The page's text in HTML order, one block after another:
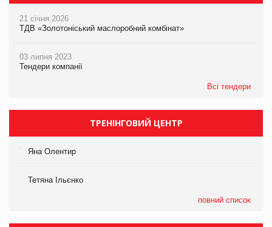
21 січня 2026
ТДВ «Золотоніський маслоробний комбінат»
03 липня 2023
Тендери компанії
Всі тендери
ТРЕНІНГОВИЙ ЦЕНТР
Яна Олентир
Тетяна Ільєнко
повний список